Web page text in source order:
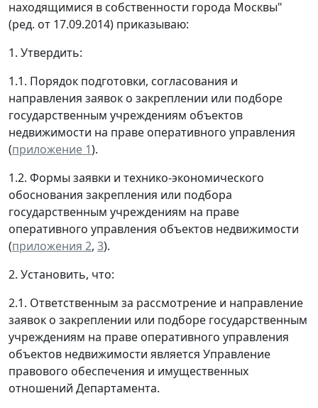
находящимися в собственности города Москвы"
(ред. от 17.09.2014) приказываю:
1. Утвердить:
1.1. Порядок подготовки, согласования и
направления заявок о закреплении или подборе
государственным учреждениям объектов
недвижимости на праве оперативного управления
(приложение 1).
1.2. Формы заявки и технико-экономического
обоснования закрепления или подбора
государственным учреждениям на праве
оперативного управления объектов недвижимости
(приложения 2, 3).
2. Установить, что:
2.1. Ответственным за рассмотрение и направление
заявок о закреплении или подборе государственным
учреждениям на праве оперативного управления
объектов недвижимости является Управление
правового обеспечения и имущественных
отношений Департамента.